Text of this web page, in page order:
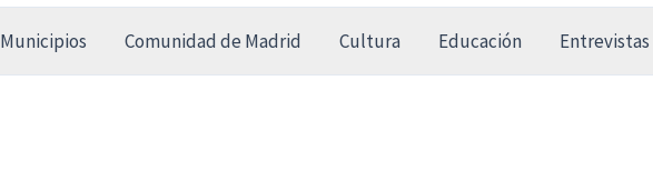
Municipios Comunidad de Madrid Cultura Educación Entrevistas